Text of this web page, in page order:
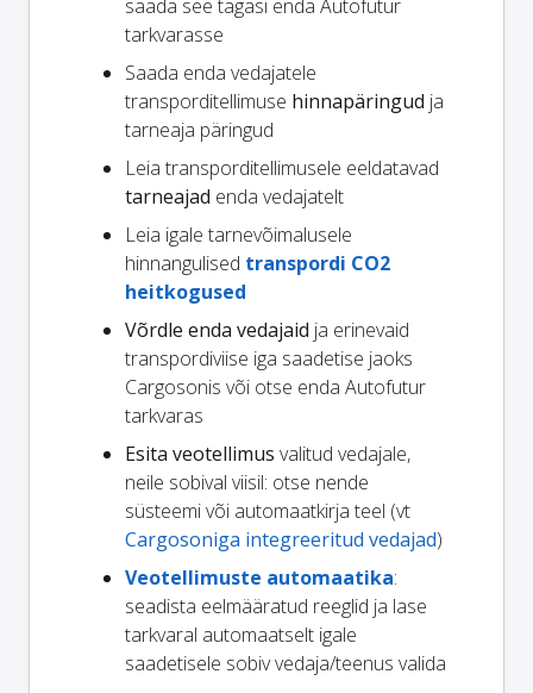
saada see tagasi enda Autofutur
tarkvarasse
Saada enda vedajatele
transporditellimuse hinnapäringud ja
tarneaja päringud
Leia transporditellimusele eeldatavad
tarneajad enda vedajatelt
Leia igale tarnevõimalusele
hinnangulised transpordi CO2
heitkogused
Võrdle enda vedajaid ja erinevaid
transpordiviise iga saadetise jaoks
Cargosonis või otse enda Autofutur
tarkvaras
Esita veotellimus valitud vedajale,
neile sobival viisil: otse nende
süsteemi või automaatkirja teel (vt
Cargosoniga integreeritud vedajad)
Veotellimuste automaatika:
seadista eelmääratud reeglid ja lase
tarkvaral automaatselt igale
saadetisele sobiv vedaja/teenus valida